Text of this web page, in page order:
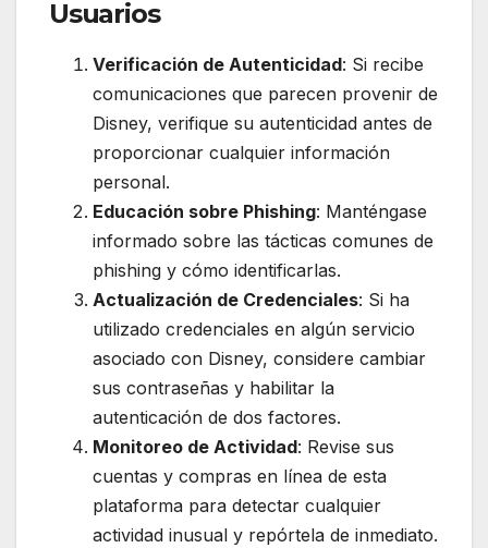
Usuarios
Verificación de Autenticidad: Si recibe
comunicaciones que parecen provenir de
Disney, verifique su autenticidad antes de
proporcionar cualquier información
personal.
Educación sobre Phishing: Manténgase
informado sobre las tácticas comunes de
phishing y cómo identificarlas.
Actualización de Credenciales: Si ha
utilizado credenciales en algún servicio
asociado con Disney, considere cambiar
sus contraseñas y habilitar la
autenticación de dos factores.
Monitoreo de Actividad: Revise sus
cuentas y compras en línea de esta
plataforma para detectar cualquier
actividad inusual y repórtela de inmediato.